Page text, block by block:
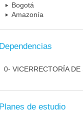
Bogotá
Amazonía
Dependencias
0- VICERRECTORÍA DE
Planes de estudio